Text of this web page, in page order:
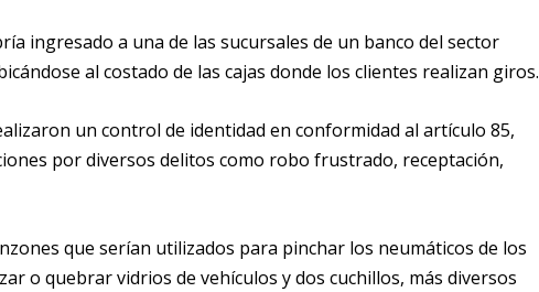
ingresado a una de las sucursales de un banco del sector
al costado de las cajas donde los clientes realizan giros.
un control de identidad en conformidad al artículo 85,
por diversos delitos como robo frustrado, receptación,
que serían utilizados para pinchar los neumáticos de los
o quebrar vidrios de vehículos y dos cuchillos, más diversos